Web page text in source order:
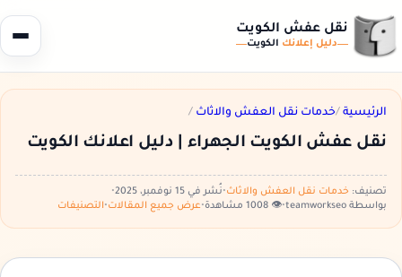
نقل عفش الكويت
دليل إعلانك الكويت
الرئيسية /خدمات نقل العفش والاثاث /
نقل عفش الكويت الجهراء | دليل اعلانك الكويت
تصنيف: خدمات نقل العفش والاثاث•نُشر في 15 نوفمبر، 2025
•
بواسطة teamworkseo
•👁️ 1008 مشاهدة •عرض جميع المقالات•التصنيفات